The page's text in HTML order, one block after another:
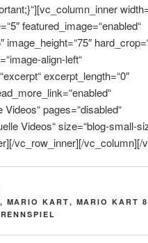
featured_image=“enabled“
image_height=“75″
align-left“
excerpt_length=“0″
Videos“ pages=“disabled“
Videos“ size=“blog-small-
vc_row_inner][/vc_column][/
, MARIO KART, MARIO KART 8
RENNSPIEL